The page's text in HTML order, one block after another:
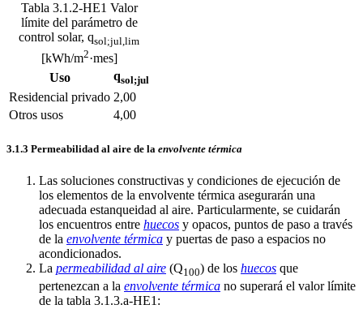
Tabla 3.1.2-HE1 Valor
límite del parámetro de
control solar, qsol;jul,lim
[kWh/m2·mes]
Uso
qsol;jul
Residencial privado 2,00
Otros usos
4,00
3.1.3 Permeabilidad al aire de la envolvente térmica
Las soluciones constructivas y condiciones de ejecución de
los elementos de la envolvente térmica asegurarán una
adecuada estanqueidad al aire. Particularmente, se cuidarán
los encuentros entre huecos y opacos, puntos de paso a través
de la envolvente térmica y puertas de paso a espacios no
acondicionados.
La permeabilidad al aire (Q100) de los huecos que
pertenezcan a la envolvente térmica no superará el valor límite
de la tabla 3.1.3.a-HE1: